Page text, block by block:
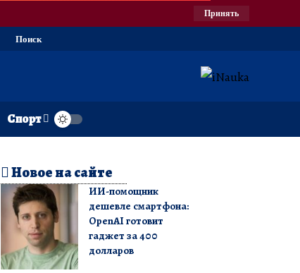
Принять
Поиск
Спорт
Новое на сайте
ИИ-помощник
дешевле смартфона:
OpenAI готовит
гаджет за 400
долларов